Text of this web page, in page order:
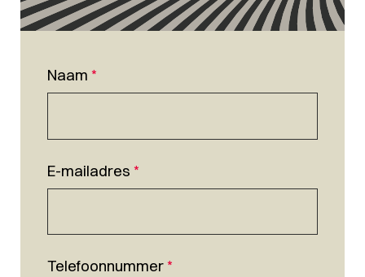
Naam *
E-mailadres *
Telefoonnummer*